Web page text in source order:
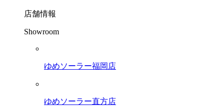
店舗情報
Showroom
ゆめソーラー福岡店
ゆめソーラー直方店